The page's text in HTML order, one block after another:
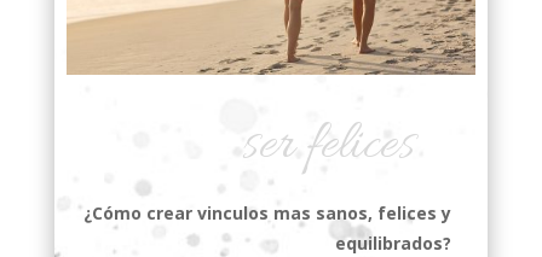
ser felices
¿Cómo crear vinculos mas sanos, felices y
equilibrados?